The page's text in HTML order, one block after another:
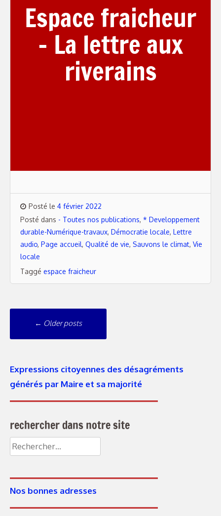
Espace fraicheur
– La lettre aux
riverains
Posté le 4 février 2022
Posté dans - Toutes nos publications, * Developpement
durable-Numérique-travaux, Démocratie locale, Lettre
audio, Page accueil, Qualité de vie, Sauvons le climat, Vie
locale
Taggé espace fraicheur
Navigation
messages
← Older posts
Expressions citoyennes des désagréments
générés par Maire et sa majorité
rechercher dans notre site
Rechercher :
Nos bonnes adresses